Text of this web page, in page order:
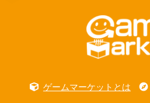
ゲームマーケットとは